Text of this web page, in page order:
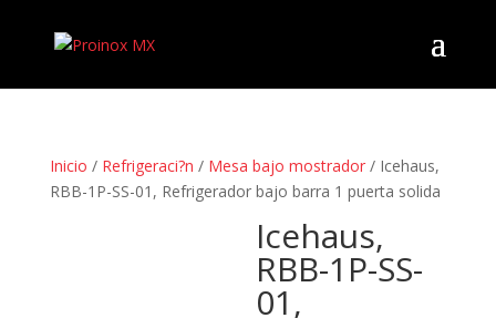
Inicio / Refrigeraci?n / Mesa bajo mostrador/ Icehaus,
RBB-1P-SS-01, Refrigerador bajo barra 1 puerta solida
Icehaus,
RBB-1P-SS-
01,